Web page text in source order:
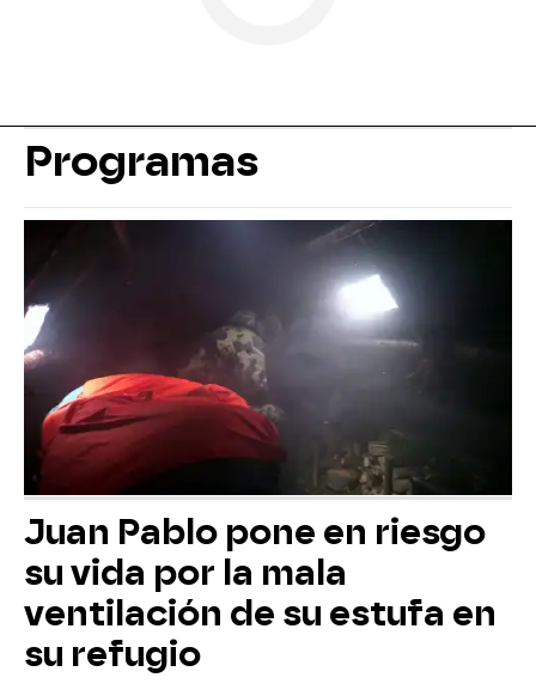
Programas
Juan Pablo pone en riesgo
su vida por la mala
ventilación de su estufa en
su refugio